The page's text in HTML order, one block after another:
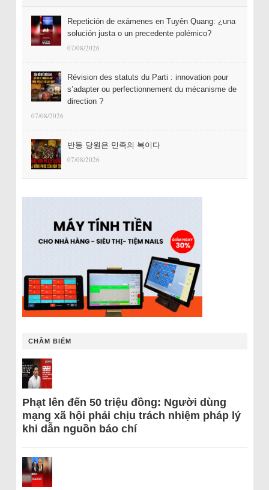
Repetición de exámenes en Tuyên Quang: ¿una
solución justa o un precedente polémico?
07/08/2026
Révision des statuts du Parti : innovation pour
s’adapter ou perfectionnement du mécanisme de
direction ?
07/08/2026
반동 당원은 민족의 복이다
07/08/2026
CHÂM BIẾM
Phạt lên đến 50 triệu đồng: Người dùng
mạng xã hội phải chịu trách nhiệm pháp lý
khi dẫn nguồn báo chí